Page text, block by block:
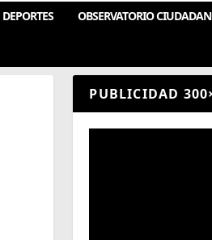
DEPORTES OBSERVATORIO
PUBLICIDAD